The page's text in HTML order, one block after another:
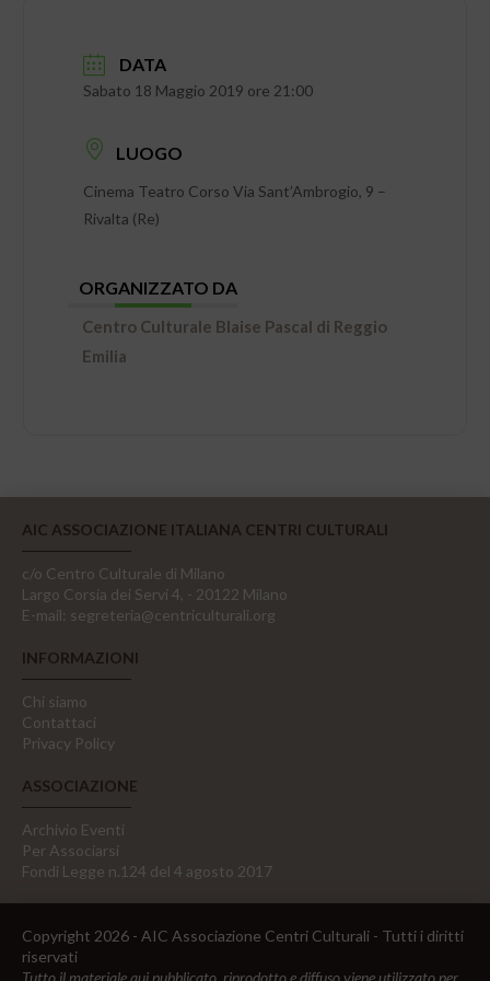
DATA
Sabato 18 Maggio 2019 ore 21:00
LUOGO
Cinema Teatro Corso Via Sant’Ambrogio, 9 –
Rivalta (Re)
ORGANIZZATO DA
Centro Culturale Blaise Pascal di Reggio
Emilia
AIC ASSOCIAZIONE ITALIANA CENTRI CULTURALI
c/o Centro Culturale di Milano
Largo Corsia dei Servi 4, - 20122 Milano
E-mail: segreteria@centriculturali.org
INFORMAZIONI
Chi siamo
Contattaci
Privacy Policy
ASSOCIAZIONE
Archivio Eventi
Per Associarsi
Fondi Legge n.124 del 4 agosto 2017
Copyright 2026 - AIC Associazione Centri Culturali - Tutti i diritti
riservati